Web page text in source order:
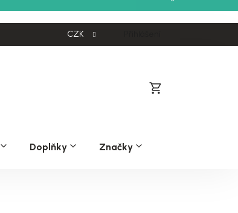
CZK
Nákupní
Doplňky Značky